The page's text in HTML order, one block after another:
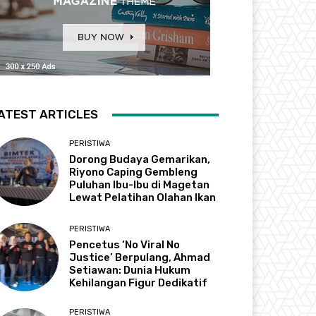
ARTICLES
PERISTIWA
Dorong Budaya Gemarikan,
Riyono Caping Gembleng
Puluhan Ibu-Ibu di Magetan
Lewat Pelatihan Olahan Ikan
PERISTIWA
Pencetus ‘No Viral No
Justice’ Berpulang, Ahmad
Setiawan: Dunia Hukum
Kehilangan Figur Dedikatif
PERISTIWA